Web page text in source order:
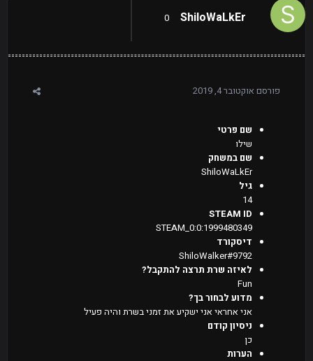
ShiloWaLkEr
0
פורסם אוקטובר 4, 2019
שם פרטי
שילו
שם במשחק
ShiloWaLkEr
גיל
14
STEAM ID
STEAM_0:0:1999480349
דיסקורד
ShiloWalker#9792
לאיזה שרת תרצה להתקבל?
Fun
מדוע לבחור בך?
אני אחראי אני ישקיע את זמני בשרת והיה פעיל
ניסיון קודם
כן
הערות